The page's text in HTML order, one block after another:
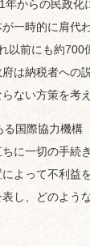
からの民政化
一時的に肩代
以前にも約
は納税者への
ない方策を考
国際協力機構
に一切の手続
よって不利益
し、どのよう